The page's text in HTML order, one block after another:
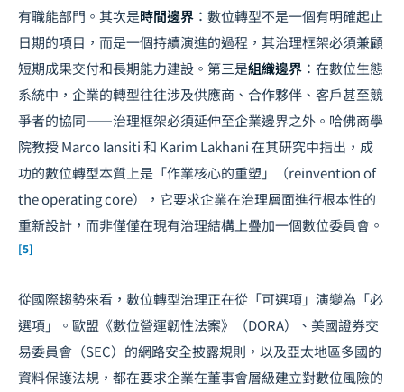
有職能部門。其次是時間邊界 ：數位轉型不是一個有明確起止
日期的項目，而是一個持續演進的過程，其治理框架必須兼顧
短期成果交付和長期能力建設。第三是組織邊界 ：在數位生態
系統中，企業的轉型往往涉及供應商、合作夥伴、客戶甚至競
爭者的協同——治理框架必須延伸至企業邊界之外。哈佛商學
院教授 Marco Iansiti 和 Karim Lakhani 在其研究中指出，成
功的數位轉型本質上是「作業核心的重塑」（reinvention of
the operating core），它要求企業在治理層面進行根本性的
重新設計，而非僅僅在現有治理結構上疊加一個數位委員會。
[5]
從國際趨勢來看，數位轉型治理正在從「可選項」演變為「必
選項」。歐盟《數位營運韌性法案》（DORA）、美國證券交
易委員會（SEC）的網路安全披露規則，以及亞太地區多國的
資料保護法規，都在要求企業在董事會層級建立對數位風險的